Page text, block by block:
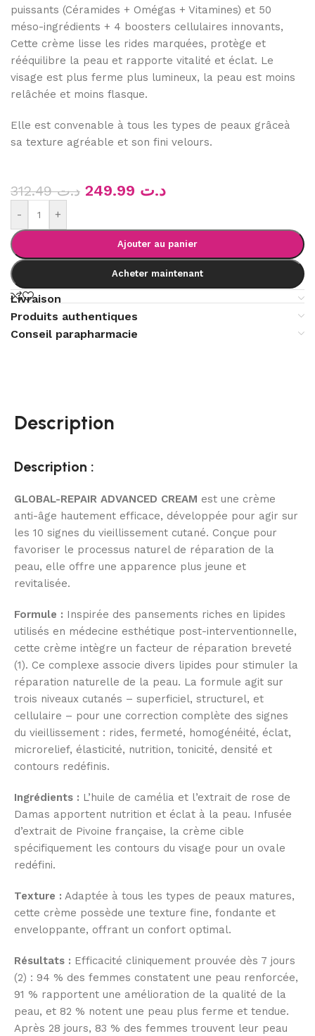
puissants (Céramides + Omégas + Vitamines) et 50
méso-ingrédients + 4 boosters cellulaires innovants,
Cette crème lisse les rides marquées, protège et
rééquilibre la peau et rapporte vitalité et éclat. Le
visage est plus ferme plus lumineux, la peau est moins
relâchée et moins flasque.
Elle est convenable à tous les types de peaux grâceà
sa texture agréable et son fini velours.
د.ت312.49 د.ت
- +
Ajouter au panier
Acheter maintenant
Livraison
Produits authentiques
Conseil parapharmacie
Description
Description :
GLOBAL-REPAIR ADVANCED CREAM est une crème
anti-âge hautement efficace, développée pour agir sur
les 10 signes du vieillissement cutané. Conçue pour
favoriser le processus naturel de réparation de la
peau, elle offre une apparence plus jeune et
revitalisée.
Formule : Inspirée des pansements riches en lipides
utilisés en médecine esthétique post-interventionnelle,
cette crème intègre un facteur de réparation breveté
(1). Ce complexe associe divers lipides pour stimuler la
réparation naturelle de la peau. La formule agit sur
trois niveaux cutanés – superficiel, structurel, et
cellulaire – pour une correction complète des signes
du vieillissement : rides, fermeté, homogénéité, éclat,
microrelief, élasticité, nutrition, tonicité, densité et
contours redéfinis.
Ingrédients : L’huile de camélia et l’extrait de rose de
Damas apportent nutrition et éclat à la peau. Infusée
d’extrait de Pivoine française, la crème cible
spécifiquement les contours du visage pour un ovale
redéfini.
Texture : Adaptée à tous les types de peaux matures,
cette crème possède une texture fine, fondante et
enveloppante, offrant un confort optimal.
Résultats : Efficacité cliniquement prouvée dès 7 jours
(2) : 94 % des femmes constatent une peau renforcée,
91 % rapportent une amélioration de la qualité de la
peau, et 82 % notent une peau plus ferme et tendue.
Après 28 jours, 83 % des femmes trouvent leur peau